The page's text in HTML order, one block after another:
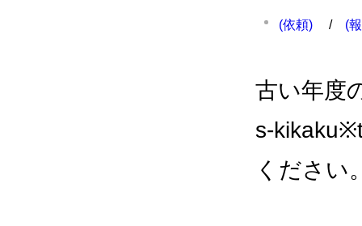
(依頼) / (
古い年度
s-
くださ